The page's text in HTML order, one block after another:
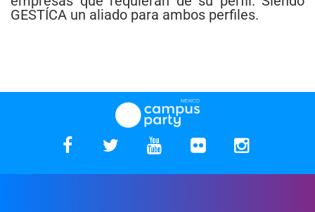
GESTÍCA un aliado para ambos perfiles.